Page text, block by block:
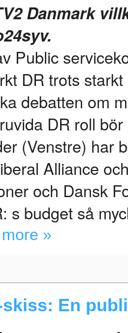
Danmark
Public
DR trots
debatten om
DR roll
(Venstre) har
Alliance
och Dansk
s budget så
»
skiss: En